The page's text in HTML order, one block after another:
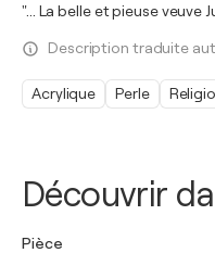
Découvrir
Pièce
"... La belle et pieuse
Description traduite
Acrylique Perle